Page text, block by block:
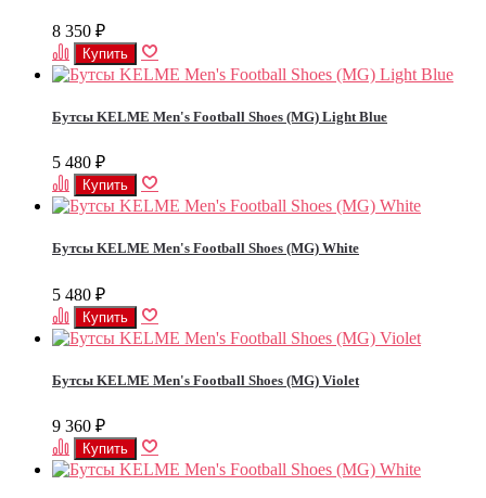
8 350 ₽
Бутсы KELME Men's Football Shoes (MG) Light Blue
5 480 ₽
Бутсы KELME Men's Football Shoes (MG) White
5 480 ₽
Бутсы KELME Men's Football Shoes (MG) Violet
9 360 ₽